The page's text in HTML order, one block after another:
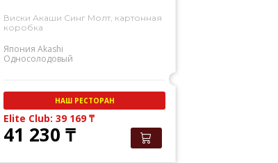
Виски Акаши Синг Молт, картонная
коробка
Япония Akashi
Односолодовый
НАШ РЕСТОРАН
Elite Club: 39 169₸
41 230₸